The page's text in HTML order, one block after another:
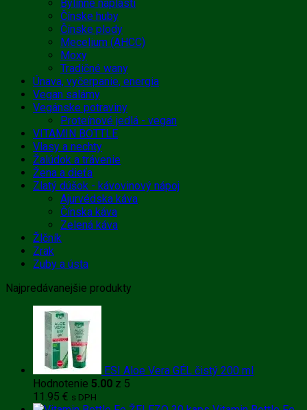
Bylinné náplasti
Čínske huby
Čínske plody
Mecelium (AHCC)
Moxy
Tradičné wany
Únava, vyčerpanie, energia
Vegan salámy
Vegánske potraviny
Proteínové jedlá - vegan
VITAMIN BOTTLE
Vlasy a nechty
Žalúdok a trávenie
Žena a dieťa
Zlatý dúšok - kávovinový nápoj
Ajurvédska káva
Čínska káva
Zelená káva
Žlčník
Zrak
Zuby a ústa
Najpredávanejšie produkty
ESI Aloe Vera GÉL čistý 200 ml
Hodnotenie 5.00 z 5
11.95 € s DPH